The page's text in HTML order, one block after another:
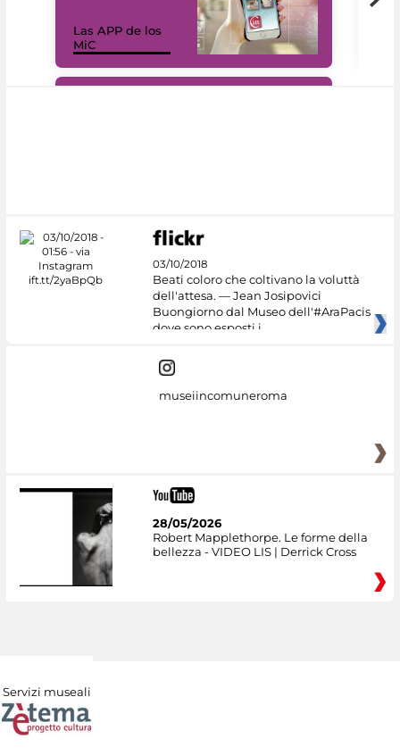
Las APP de los
MiC
03/10/2018
Beati coloro che coltivano la voluttà
dell'attesa. — Jean Josipovici
Buongiorno dal Museo dell'#AraPacis
dove sono esposti i
museiincomuneroma
28/05/2026
Robert Mapplethorpe. Le forme della
bellezza - VIDEO LIS | Derrick Cross
Servizi museali